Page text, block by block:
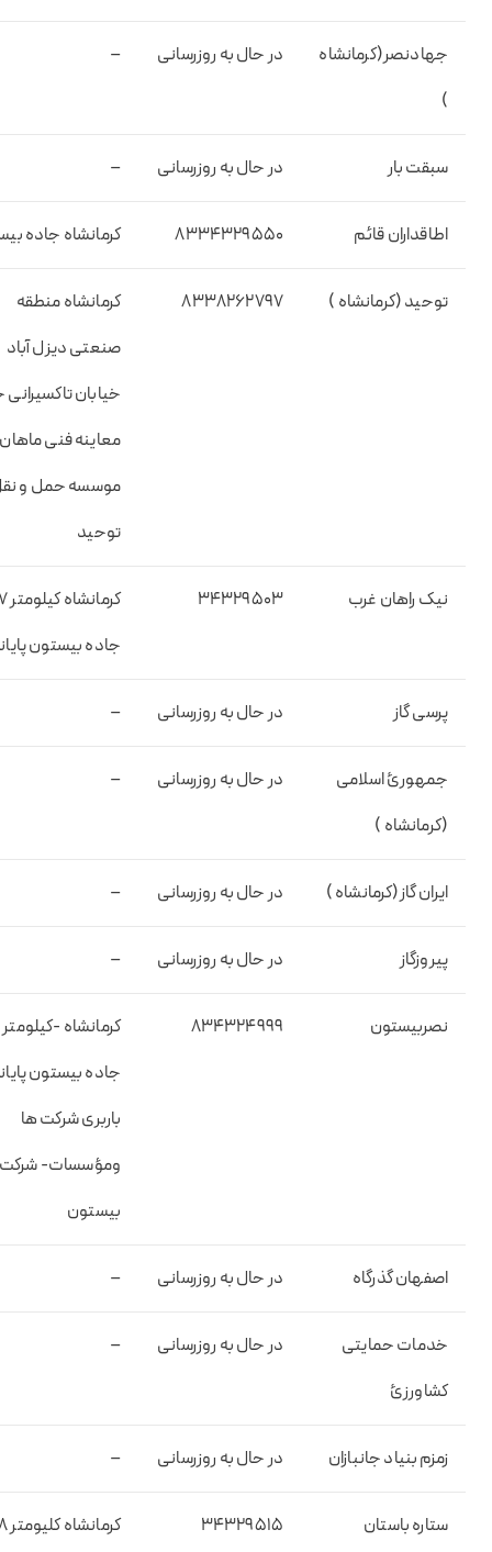
جهادنصر(کرمانشاه
)
در حال به روزرسانی –
سبقت بار در حال به روزرسانی –
اطاقداران قائم ۸۳۳۴۳۲۹۵۵۰ کرمانشاه جاده
توحید (کرمانشاه ) ۸۳۳۸۲۶۲۷۹۷
کرمانشاه منطقه
صنعتی دیزل آباد
خیابان
معاینه فنی ماهان
موسسه حمل و
توحید
نیک راهان غرب ۳۴۳۲۹۵۰۳
جاده بیستون
پرسی گاز در حال به روزرسانی –
جمهورئ اسلامی
(کرمانشاه )
در حال به روزرسانی –
ایران گاز(کرمانشاه ) در حال به روزرسانی –
پیروزگاز در حال به روزرسانی –
نصربیستون ۸۳۴۳۲۴۹۹۹
جاده بیستون
باربری شرکت ها
ومؤسسات-
بیستون
اصفهان گذرگاه در حال به روزرسانی –
خدمات حمایتی
کشاورزئ
در حال به روزرسانی –
زمزم بنیاد جانبازان در حال به روزرسانی –
ستاره باستان ۳۴۳۲۹۵۱۵